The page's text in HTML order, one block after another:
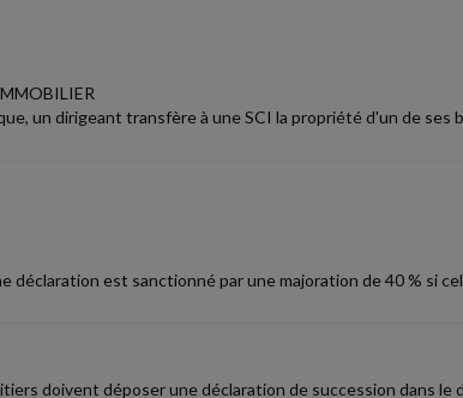
un dirigeant transfère à une SCI la propriété d'un de ses
est sanctionné par une majoration de 40 % si
doivent déposer une déclaration de succession dans le